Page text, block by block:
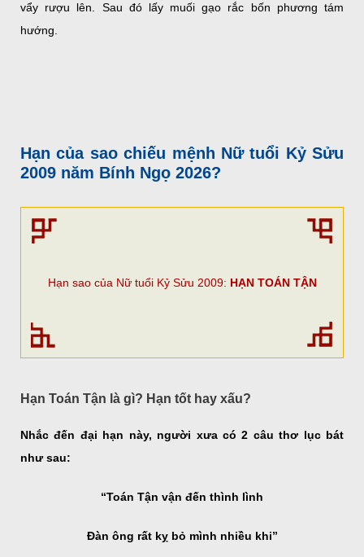
vẩy rượu lên. Sau đó lấy muối gạo rắc bốn phương tám
hướng.
Hạn của sao chiếu mệnh Nữ tuổi Kỷ Sửu
2009 năm Bính Ngọ 2026?
Hạn sao của Nữ tuổi Kỷ Sửu 2009: HẠN TOÁN TẬN
Hạn Toán Tận là gì? Hạn tốt hay xấu?
Nhắc đến đại hạn này, người xưa có 2 câu thơ lục bát
như sau:
“Toán Tận vận đến thình lình
Đàn ông rất kỵ bỏ mình nhiều khi”